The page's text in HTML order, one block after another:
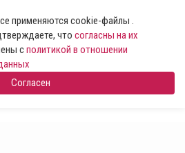
применяются cookie-файлы .
что согласны на их
сполитикой в отношении
Согласен